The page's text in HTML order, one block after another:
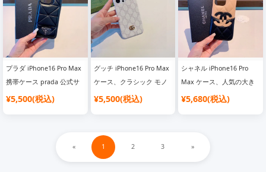
プラダ iPhone16 Pro Max
携帯ケース prada 公式サ
イト 新品 ダイヤモンド 全
¥5,500(税込)
グッチ iPhone16 Pro Max
ケース、クラシック モノ
グラム ケース、グッチ メ
イト同期
¥5,500(税込)
シャネル iPhone16 Pro
Max ケース、人気の大き
なC携帯ケース、カラーマ
トシェル、超良い質感、公
式ウェブサイト同期
¥5,680(税込)
« 1 2 3 »